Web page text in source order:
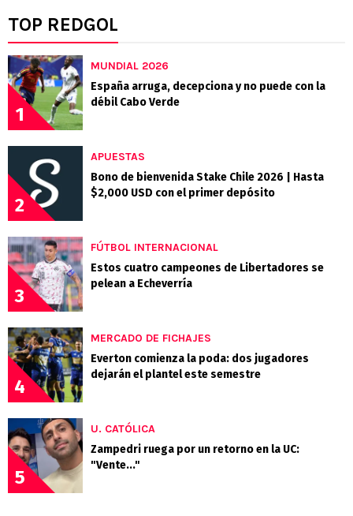
TOP REDGOL
1
MUNDIAL 2026
España arruga, decepciona y no puede con la
débil Cabo Verde
2
APUESTAS
Bono de bienvenida Stake Chile 2026 | Hasta
$2,000 USD con el primer depósito
3
FÚTBOL INTERNACIONAL
Estos cuatro campeones de Libertadores se
pelean a Echeverría
4
MERCADO DE FICHAJES
Everton comienza la poda: dos jugadores
dejarán el plantel este semestre
5
U. CATÓLICA
Zampedri ruega por un retorno en la UC:
"Vente..."